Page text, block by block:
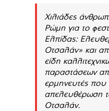
Χιλιάδες
Ρώμη για το
Ελπίδας:
Οτσαλάν» και
είδη
παραστάσεων
ερμηνευτές που
απελευθέρωση
Οτσαλάν.